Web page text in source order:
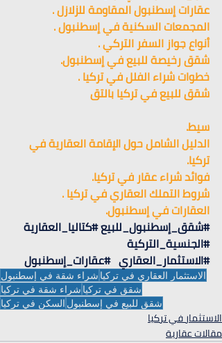
عقارات إسطنبول المقاومة للزلازل .
المجمعات السكنية في إسطنبول .
أنواع جواز السفر التركي .
شقق رخيصة للبيع في إسطنبول.
خطوات شراء الفلل في تركيا .
شقق للبيع في تركيا بالتق
سيط.
الدليل الشامل حول الإقامة العقارية في
تركيا.
فوائد شراء عقار في تركيا.
شروط التملك العقاري في تركيا .
العقارات في إسطنبول.
#شقق_إسطنبول_للبيع#كتاليا_العقارية
#الجنسية_التركية
#الاستثمار_العقاري #عقارات_إسطنبول
الاستثمار العقاري في تركيا شراء شقة في إسطنبول
شقق في تركيا شراء شقة في تركيا
شقق للبيع في إسطنبول السكن في تركيا
الاستثمار في تركيا
مقالات عقارية